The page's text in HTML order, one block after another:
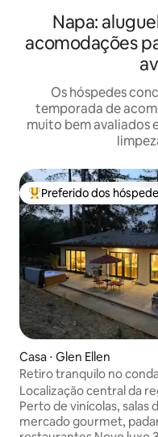
Napa:
acomodações
Os hóspedes
temporada de
muito bem avaliados
Entre os melhores
Preferido dos
Casa ⋅ Glen Ellen
Retiro tranquilo no
com bocha e banheira
hidromassagem!
Localização central da
Perto de vinícolas, salas
mercado gourmet,